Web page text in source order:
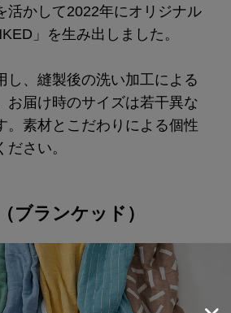
活かして2022年にオリジナル
」を生み出しました。
し、縫製後の洗い加工による
お届け時のサイズは若干異な
。素材とこだわりによる個性
さい。
ブランケッド）